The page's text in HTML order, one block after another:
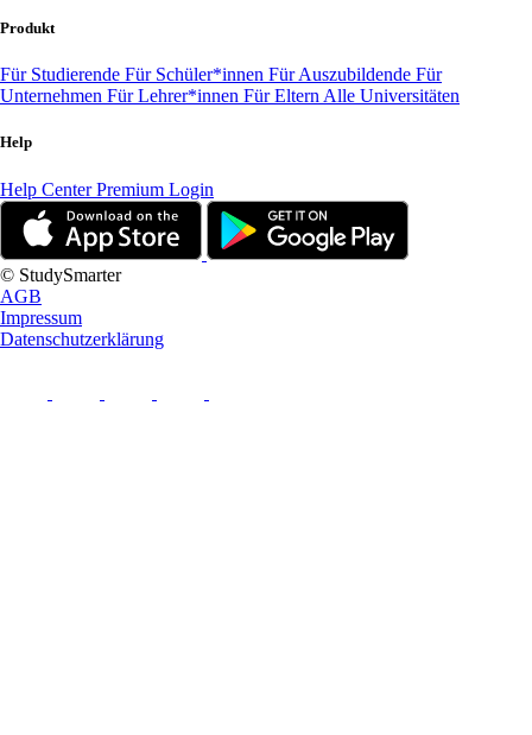
Produkt
Für Studierende Für Schüler*innen Für Auszubildende Für
Unternehmen Für Lehrer*innen Für Eltern Alle Universitäten
Help
Help CenterPremium Login
© StudySmarter
AGB
Impressum
Datenschutzerklärung